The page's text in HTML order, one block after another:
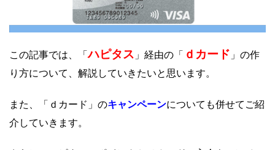
この記事では、「ハピタス 」経由の「 ｄカード 」の作
り方について、解説していきたいと思います。
また、「ｄカード」のキャンペーンについても併せてご紹
介していきます。